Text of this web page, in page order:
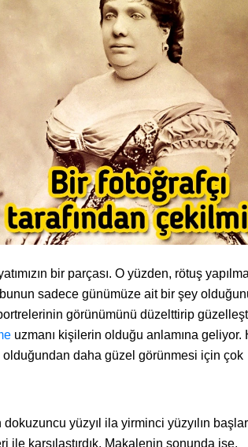
bir parçası. O yüzden, rötuş
sadece günümüze ait bir şey
görünümünü düzelttirip
uzmanı kişilerin olduğu anlamına geliyor.
daha güzel görünmesi için çok
yüzyıl ila yirminci yüzyılın
ile karşılaştırdık. Makalenin sonunda ise,